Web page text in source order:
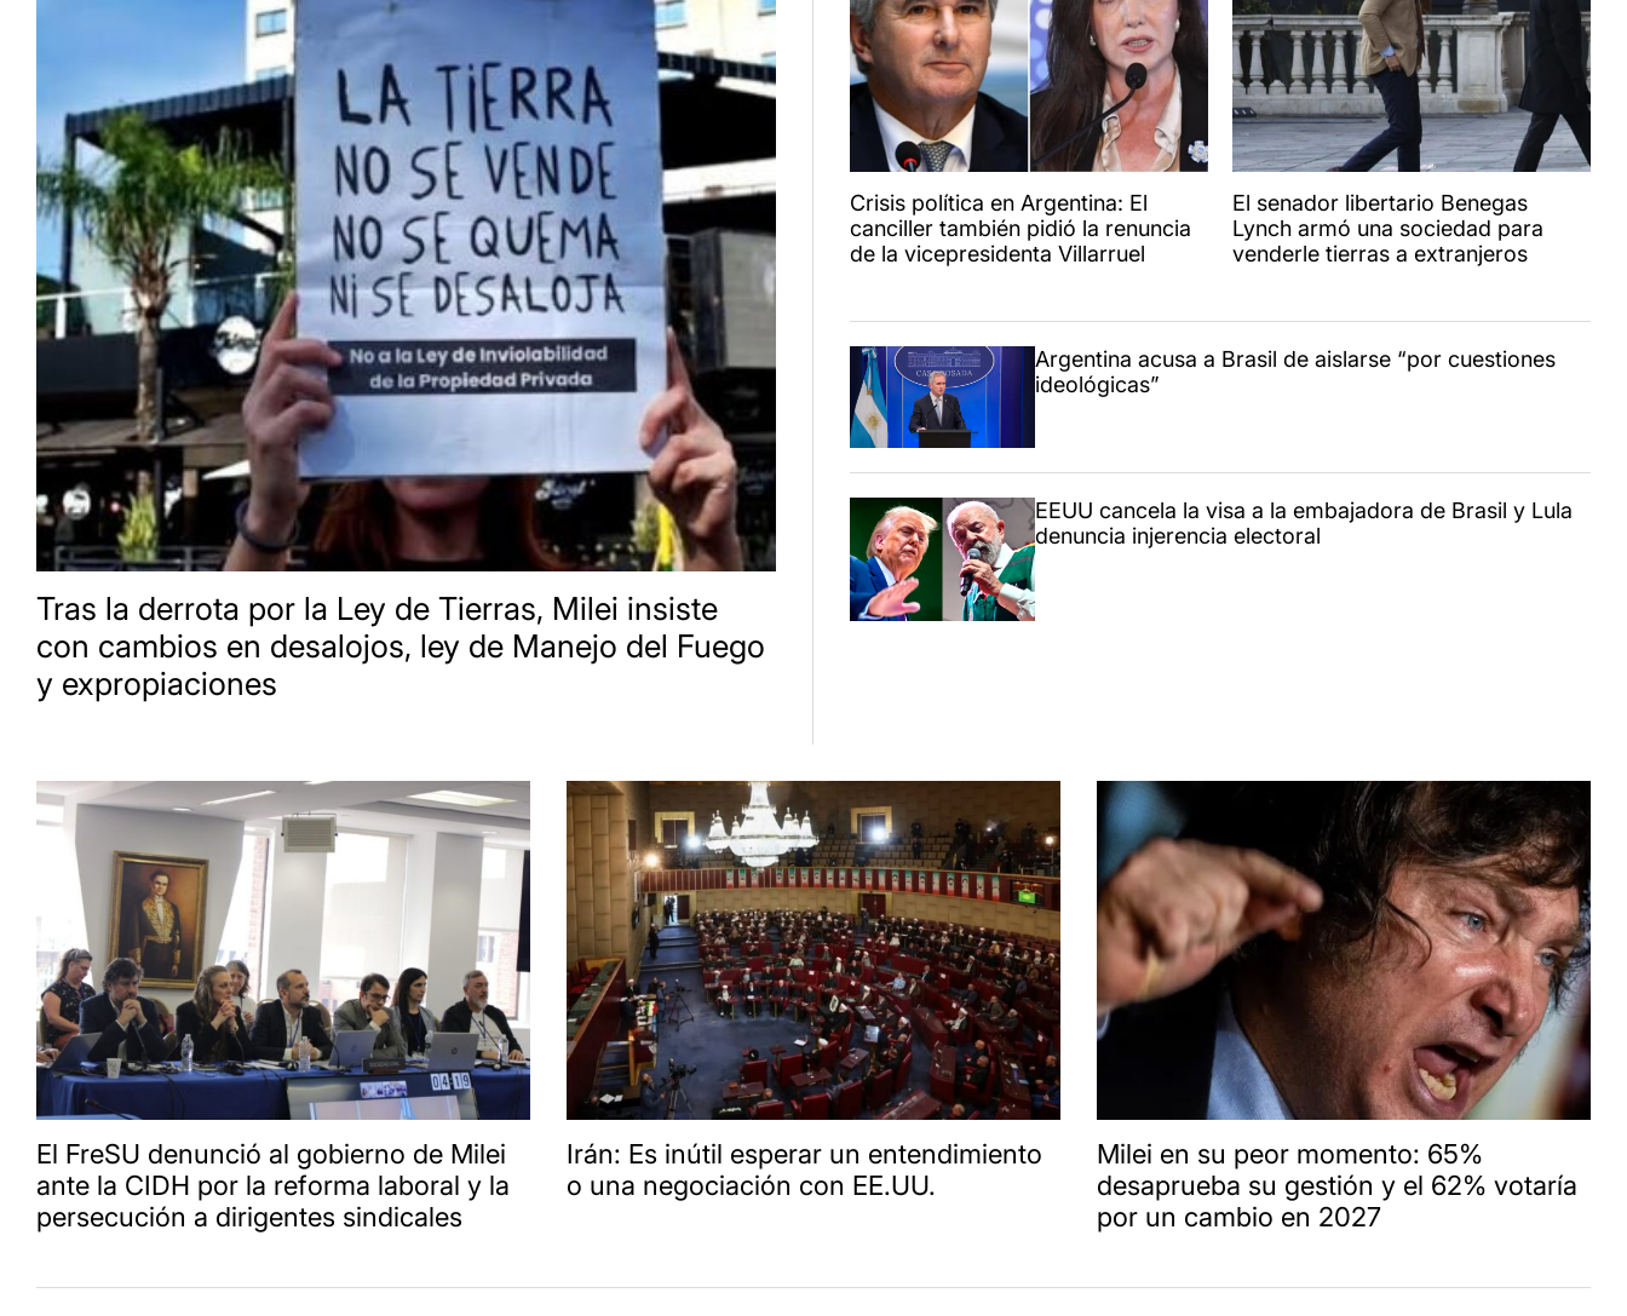
Tras la derrota por la Ley de Tierras, Milei insiste
con cambios en desalojos, ley de Manejo del Fuego
y expropiaciones
Crisis política en Argentina: El
canciller también pidió la renuncia
de la vicepresidenta Villarruel
El senador libertario Benegas
Lynch armó una sociedad para
venderle tierras a extranjeros
Argentina acusa a Brasil de aislarse “por cuestiones
ideológicas”
EEUU cancela la visa a la embajadora de Brasil y Lula
denuncia injerencia electoral
El FreSU denunció al gobierno de Milei
ante la CIDH por la reforma laboral y la
persecución a dirigentes sindicales
Irán: Es inútil esperar un entendimiento
o una negociación con EE.UU.
Milei en su peor momento: 65%
desaprueba su gestión y el 62% votaría
por un cambio en 2027